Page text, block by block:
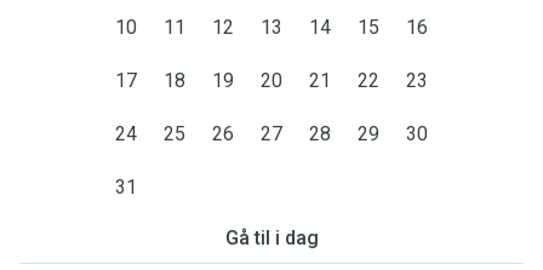
10 11 12 13 14 15 16
17 18 19 20 21 22 23
24 25 26 27 28 29 30
31
Gå til i dag